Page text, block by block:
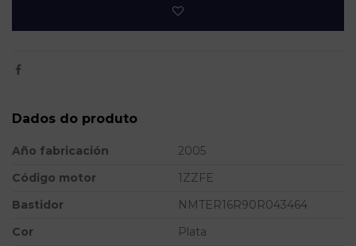
Dados do produto
Año fabricación
2005
Código motor
1ZZFE
Bastidor
NMTER16R90R043464
Cor
Plata